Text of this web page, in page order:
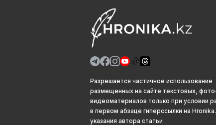
Разрешается частичное использование
размещенных на сайте текстовых,
видеоматериалов только при условии
в первом абзаце гиперссылки на
указания автора статьи